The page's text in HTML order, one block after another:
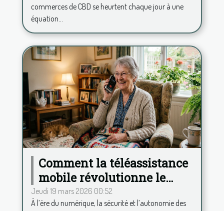
commerces de CBD se heurtent chaque jour à une
équation...
Comment la téléassistance
mobile révolutionne le
quotidien des seniors ?
Jeudi 19 mars 2026 00:52
À l’ère du numérique, la sécurité et l’autonomie des